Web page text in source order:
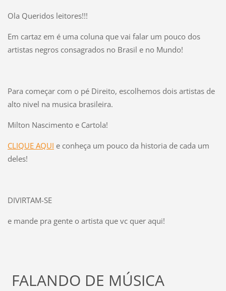
Ola Queridos leitores!!!
Em cartaz em é uma coluna que vai falar um pouco dos
artistas negros consagrados no Brasil e no Mundo!
Para começar com o pé Direito, escolhemos dois artistas de
alto nivel na musica brasileira.
Milton Nascimento e Cartola!
CLIQUE AQUI e conheça um pouco da historia de cada um
deles!
DIVIRTAM-SE
e mande pra gente o artista que vc quer aqui!
FALANDO DE MÚSICA